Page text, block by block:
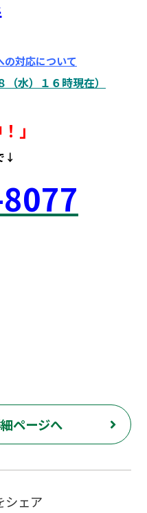
対応について
水）１６時現在）
」
↓
世田谷区 稲城市 飛田給
ページへ
シェア